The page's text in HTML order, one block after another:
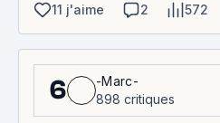
11 j'aime
2 572
6
-Marc-
898 critiques